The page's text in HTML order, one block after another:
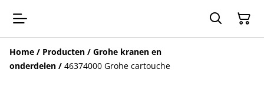
Home / Producten / Grohe kranen en
onderdelen / 46374000 Grohe cartouche